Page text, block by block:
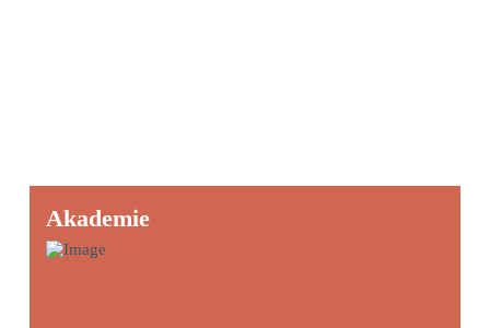
Akademie